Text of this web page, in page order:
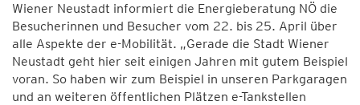
Wiener Neustadt informiert die Energieberatung NÖ die
Besucherinnen und Besucher vom 22. bis 25. April über
alle Aspekte der e-Mobilität. „Gerade die Stadt Wiener
Neustadt geht hier seit einigen Jahren mit gutem Beispiel
voran. So haben wir zum Beispiel in unseren Parkgaragen
und an weiteren öffentlichen Plätzen e-Tankstellen